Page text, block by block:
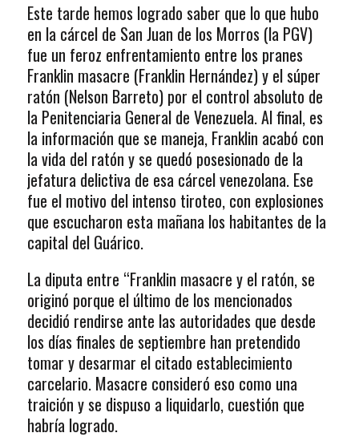
Este tarde hemos logrado saber que lo que hubo
en la cárcel de San Juan de los Morros (la PGV)
fue un feroz enfrentamiento entre los pranes
Franklin masacre (Franklin Hernández) y el súper
ratón (Nelson Barreto) por el control absoluto de
la Penitenciaria General de Venezuela. Al final, es
la información que se maneja, Franklin acabó con
la vida del ratón y se quedó posesionado de la
jefatura delictiva de esa cárcel venezolana. Ese
fue el motivo del intenso tiroteo, con explosiones
que escucharon esta mañana los habitantes de la
capital del Guárico.
La diputa entre “Franklin masacre y el ratón, se
originó porque el último de los mencionados
decidió rendirse ante las autoridades que desde
los días finales de septiembre han pretendido
tomar y desarmar el citado establecimiento
carcelario. Masacre consideró eso como una
traición y se dispuso a liquidarlo, cuestión que
habría logrado.